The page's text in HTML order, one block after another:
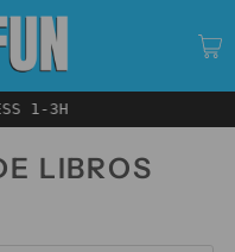
1-3H
LIBROS